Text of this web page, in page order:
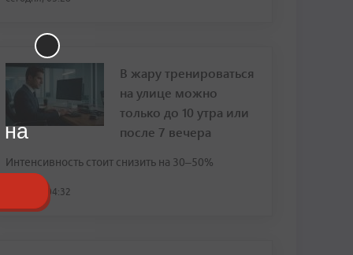
В жару тренироваться
на улице можно
только до 10 утра или
после 7 вечера
Интенсивность стоит снизить на 30–50%
сегодня, 04:32